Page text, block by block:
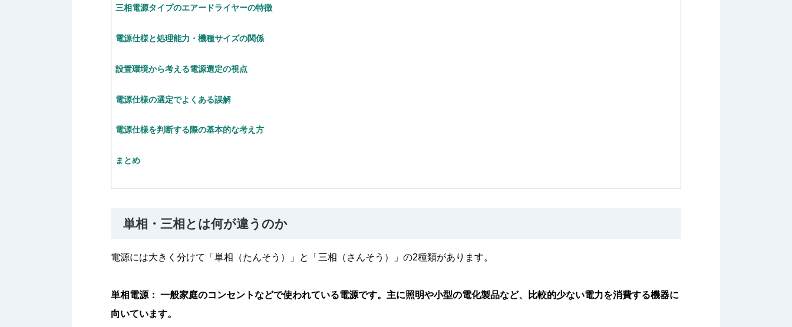
三相電源タイプのエアードライヤーの特徴
電源仕様と処理能力・機種サイズの関係
設置環境から考える電源選定の視点
電源仕様の選定でよくある誤解
電源仕様を判断する際の基本的な考え方
まとめ
単相・三相とは何が違うのか
電源には大きく分けて「単相（たんそう）」と「三相（さんそう）」の2種類があります。
単相電源： 一般家庭のコンセントなどで使われている電源です。主に照明や小型の電化製品など、比較的少ない電力を消費する機器に
向いています。